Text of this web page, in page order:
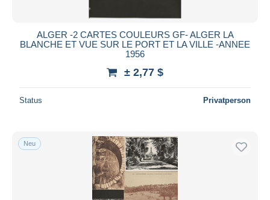
ALGER -2 CARTES COULEURS GF- ALGER LA
BLANCHE ET VUE SUR LE PORT ET LA VILLE -ANNEE
1956
± 2,77 $
Status Privatperson
Neu